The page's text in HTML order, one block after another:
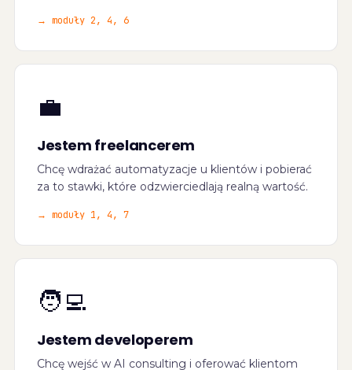
→ moduły 2, 4, 6
💼
Jestem freelancerem
Chcę wdrażać automatyzacje u klientów i pobierać
za to stawki, które odzwierciedlają realną wartość.
→ moduły 1, 4, 7
🧑‍💻
Jestem developerem
Chcę wejść w AI consulting i oferować klientom